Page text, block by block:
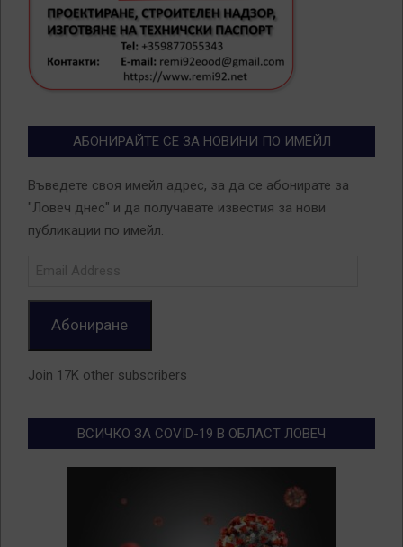
АБОНИРАЙТЕ СЕ ЗА НОВИНИ ПО ИМЕЙЛ
Въведете своя имейл адрес, за да се абонирате за
"Ловеч днес" и да получавате известия за нови
публикации по имейл.
Абониране
Join 17K other subscribers
ВСИЧКО ЗА COVID-19 В ОБЛАСТ ЛОВЕЧ